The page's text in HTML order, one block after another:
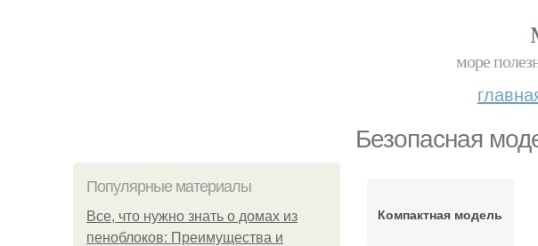
море
Безопасная
Популярные материалы
Все, что нужно знать о домах из
пеноблоков: Преимущества и
Компактная модель